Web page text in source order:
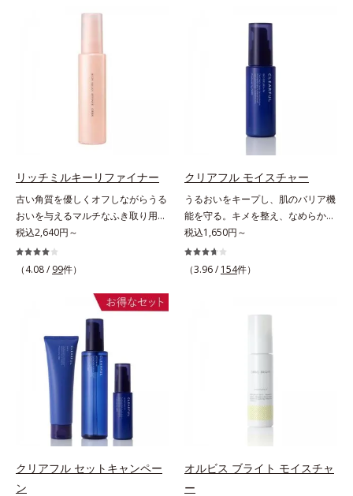
ア。うるおいのベールで守られた、
与え若々しい印象*3 首のうるおい
ケアとして*4 ナイアシンアミド
かさ印象が高く評価されたこと*3
2022年12月22日時点で、科学文献
データベースPubMed及びGoogle
scholarにより国内化粧品業界にお
いて該当文献がないことを確認（ポ
と保湿成分を新たに配合。これまで
の乾燥・テカリへのケアはそのまま
に、肌荒れ・ニキビ予防など“今”の
肌悩みに応え、“未来”を見据えて好
ローチする進化を遂げました。うる
アイテム同士をなじみやすくする
8アイテム分の機能を3ステップに集
約し、よりシンプルなお手入れで、
ハリ・ツヤのある好印象な清潔透明
肌(*1)へ導きます。*1 うるおいによ
る透明感のある肌*2 男性の顔画像
像に対して、頬全体に輝度分布がな
だらかな光（ツヤ）があると、爽や
かさ印象が高く評価されたこと*3
2022年12月22日時点で、科学文献
データベースPubMed及びGoogle
scholarにより国内化粧品業界にお
いて該当文献がないことを確認（ポ
ーラ化成研究所調べ）
リーズです。「うるおいの質」に着
目し、肌荒れを予防しながらうるお
ポーラ・オルビスグループ独自の肌
荒れ防止有効成分として、「DF-パ
ンテノール(*3)」を国内唯一(*4)、
アプローチして肌荒れを防ぎ、肌不
調にゆらがない肌を叶えます。そし
て、独自研究に基づいたアプローチ
(*5)」。肌のうるおいを引き出し・
高めて、ハリ感あふれる肌へと導き
ます。うるおいに満ちたゆらがない
肌をご体感いただくために設計され
た3ステップで、いつも力強く美し
れのこと*3 デクスパンテノール
W*4 2022年5月 Mintel社データベ
ース及び先行技術調査による当社調
べ*5 オトギリソウエキス配合＝肌
にうるおいを与え、うるおいに満ち
たハリツヤ肌へ導く保湿成分
リッチミルキーリファイナー
古い角質を優しくオフしながらうる
おいを与えるマルチなふき取り用美
容液。ごわつき、黄ぐすみなど、さ
まざまな年齢肌悩みに関わる角層の
糖化。角層が糖化する前に(*)やさし
いを届ける、欲張りな大人のための
角質ケアです。古くなった角層をオ
イル成分が優しくほぐしてからふき
取り、美容保湿成分のリッチメドウ
スイートとユズセラミドがうるおい
を届けると、くもりのないクリアな
肌に。さらにうるおいをキャッチし
て蓄える水性ヴェールを肌の上に形
成することで、次に使う化粧水のな
じみがアップします。週に2～3回、
洗顔後にまろやかな感触のミルクで
税込2,640円～
（4.08 / 99件）
クリアフル モイスチャー
うるおいをキープし、肌のバリア機
能を守る。キメを整え、なめらかな
肌にするニキビ対策保湿液。「ニキ
ビをくり返してしまう」「毛穴目立
ちが気になる」「マスク生活であご
本原因「肌のバリア機能の低下」
肌をいたわりながらうるおいを与
え、バリア機能を維持。ニキビがで
きにくい肌を目指します。さらにビ
の整肌成分(*1)から成る「ナノVCシ
税込1,650円～
（3.96 / 154件）
クリアフル セットキャンペー
ン
オルビス ブライト モイスチャ
ー